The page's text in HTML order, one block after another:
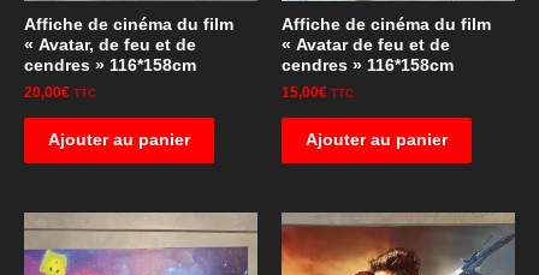
Affiche de cinéma du film
« Avatar, de feu et de
cendres » 116*158cm
20,00€ TTC
Ajouter au panier
Affiche de cinéma du film
« Avatar de feu et de
cendres » 116*158cm
15,00€ TTC
Ajouter au panier